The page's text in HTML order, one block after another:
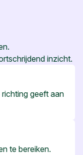
inzicht.
richting geeft aan
te bereiken.